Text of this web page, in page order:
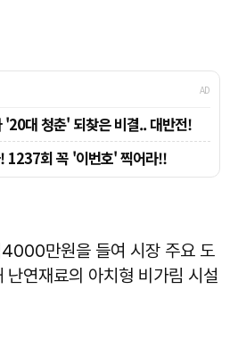
만원을 들여 시장 주요 도
연재료의 아치형 비가림 시설